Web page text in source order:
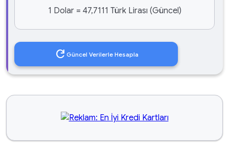
1 Dolar = 47,7111 Türk Lirası (Güncel)
refresh Güncel Verilerle Hesapla